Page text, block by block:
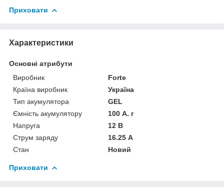
Приховати
Характеристики
Основні атрибути
Виробник
Forte
Країна виробник
Україна
Тип акумулятора
GEL
Ємність акумулятору
100 А. г
Напруга
12 В
Струм заряду
16.25 А
Стан
Новий
Приховати